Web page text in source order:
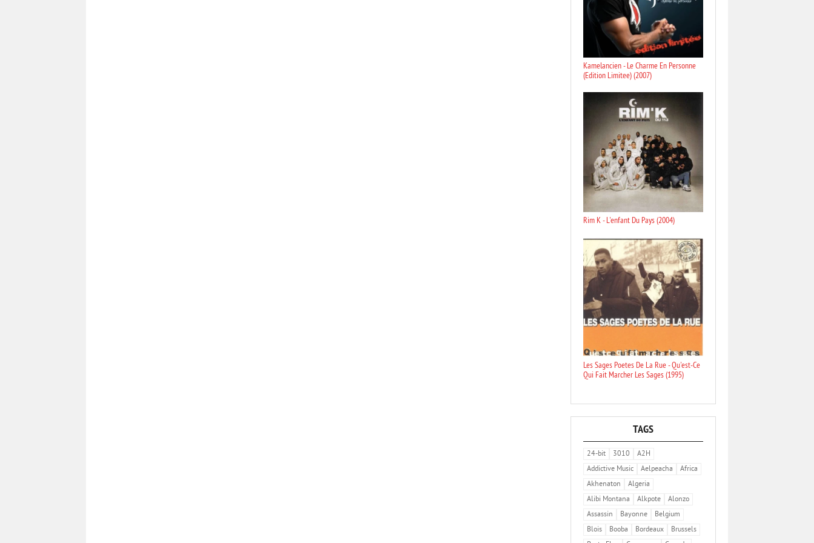
Kamelancien - Le Charme En Personne
(Edition Limitee) (2007)
Rim K - L'enfant Du Pays (2004)
Les Sages Poetes De La Rue - Qu'est-Ce
Qui Fait Marcher Les Sages (1995)
TAGS
24-bit 3010
A2H
Addictive Music
Aelpeacha
Africa
Akhenaton
Algeria
Alibi Montana
Alkpote
Alonzo
Assassin
Bayonne
Belgium
Blois
Booba Bordeaux
Brussels